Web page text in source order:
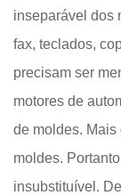
inseparável dos
fax, teclados,
precisam ser
motores de
de moldes.
moldes.
insubstituível.